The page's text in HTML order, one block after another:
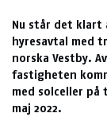
Nu står det
hyresavtal med
norska Vestby.
fastigheten
med solceller
maj 2022.